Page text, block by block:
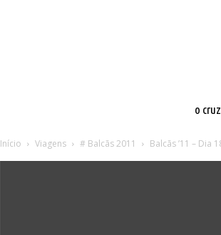
o
Início Viagens # Balcãs 2011 Balcãs ’11 – Dia